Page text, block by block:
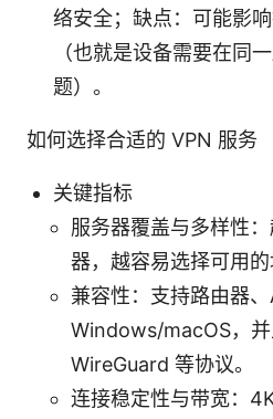
络安全；缺点：可能影
（也就是设备需要在同
题）。
如何选择合适的 VPN 服务
关键指标
服务器覆盖与多样性
器，越容易选择可用的
兼容性：支持路由器
Windows/macOS，并
WireGuard 等协议。
连接稳定性与带宽：